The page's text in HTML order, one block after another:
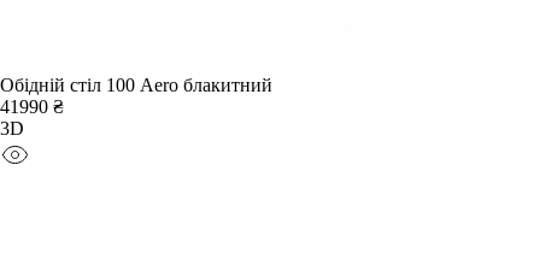
Обідній стіл 100 Aero блакитний
41990 ₴
3D